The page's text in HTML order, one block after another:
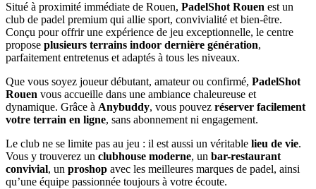
Situé à proximité immédiate de Rouen, PadelShot Rouen est un
club de padel premium qui allie sport, convivialité et bien-être.
Conçu pour offrir une expérience de jeu exceptionnelle, le centre
propose plusieurs terrains indoor dernière génération,
parfaitement entretenus et adaptés à tous les niveaux.
Que vous soyez joueur débutant, amateur ou confirmé, PadelShot
Rouen vous accueille dans une ambiance chaleureuse et
dynamique. Grâce à Anybuddy, vous pouvez réserver facilement
votre terrain en ligne, sans abonnement ni engagement.
Le club ne se limite pas au jeu : il est aussi un véritable lieu de vie.
Vous y trouverez un clubhouse moderne, un bar-restaurant
convivial, un proshop avec les meilleures marques de padel, ainsi
qu’une équipe passionnée toujours à votre écoute.